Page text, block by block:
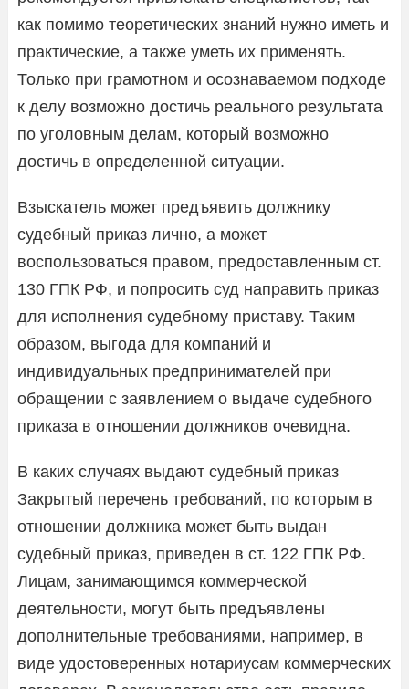
как помимо теоретических знаний нужно иметь и
практические, а также уметь их применять.
Только при грамотном и осознаваемом подходе
к делу возможно достичь реального результата
по уголовным делам, который возможно
достичь в определенной ситуации.
Взыскатель может предъявить должнику
судебный приказ лично, а может
воспользоваться правом, предоставленным ст.
130 ГПК РФ, и попросить суд направить приказ
для исполнения судебному приставу. Таким
образом, выгода для компаний и
индивидуальных предпринимателей при
обращении с заявлением о выдаче судебного
приказа в отношении должников очевидна.
В каких случаях выдают судебный приказ
Закрытый перечень требований, по которым в
отношении должника может быть выдан
судебный приказ, приведен в ст. 122 ГПК РФ.
Лицам, занимающимся коммерческой
деятельности, могут быть предъявлены
дополнительные требованиями, например, в
виде удостоверенных нотариусам коммерческих